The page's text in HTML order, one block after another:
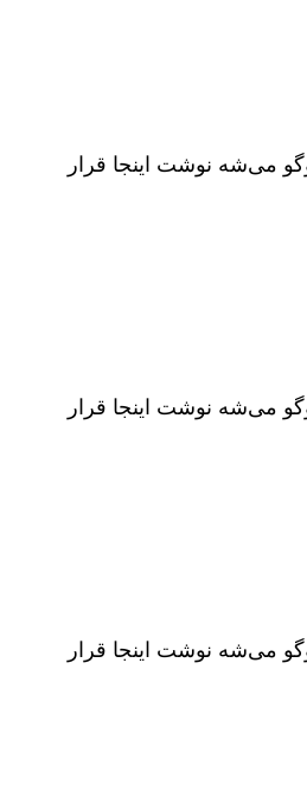
می‌شه نوشت اینجا قرار
می‌شه نوشت اینجا قرار
می‌شه نوشت اینجا قرار